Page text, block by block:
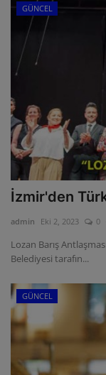
GÜNCEL
İzmir'den
admin Eki 2, 2023 0
Lozan Barış
Belediyesi tarafın...
GÜNCEL